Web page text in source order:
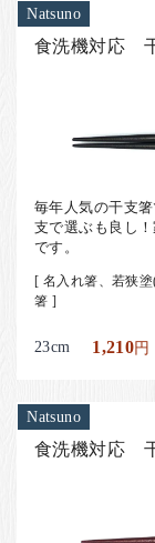
Natsuno
食洗機対応
毎年人気の干支
支で選ぶも良し
です。
[ 名入れ箸、若狭
箸 ]
23cm 1,210円
Natsuno
食洗機対応